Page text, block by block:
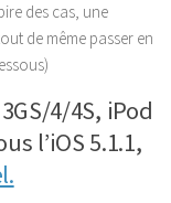
des cas, une
de même passer en
4/4S, iPod
l’iOS 5.1.1,